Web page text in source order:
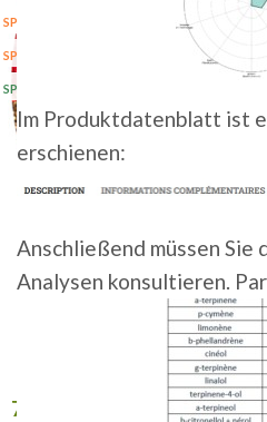
Im Produktdatenblatt ist
erschienen:
Anschließend müssen
Analysen konsultieren.
SP 5K 2024
SP 5KG 2023
SP 5KG 2025
7,50
HT